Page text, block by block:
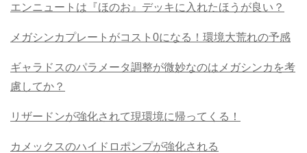
エンニュートは『ほのお』デッキに入れたほうが良い？
メガシンカプレートがコスト0になる！環境大荒れの予感
ギャラドスのパラメータ調整が微妙なのはメガシンカを考
慮してか？
リザードンが強化されて現環境に帰ってくる！
カメックスのハイドロポンプが強化される